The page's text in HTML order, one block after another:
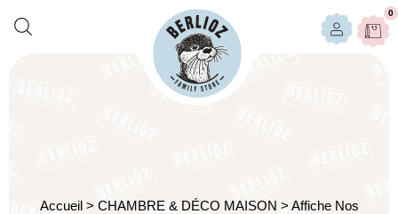
0
Accueil> CHAMBRE & DÉCO MAISON > Affiche Nos